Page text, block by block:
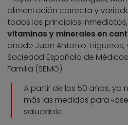
alimentación correcta y
todos los principios inmediatos,
vitaminas y minerales en
añade Juan Antonio
Sociedad Española de
Familia (SEMG).
A partir de los 50 años, ya
más las medidas para
saludable